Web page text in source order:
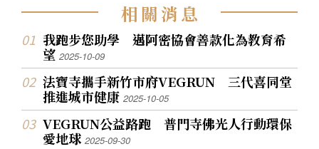
相關消息
我跑步您助學 邁阿密協會善款化為教育希
望2025-10-09
法寶寺攜手新竹市府VEGRUN 三代喜同堂
推進城市健康2025-10-05
VEGRUN公益路跑 普門寺佛光人行動環保
愛地球2025-09-30